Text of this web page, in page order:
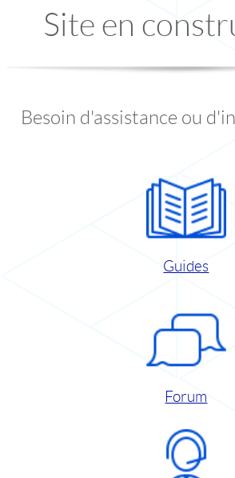
Site en
Besoin d'assistance ou
Guides
Forum